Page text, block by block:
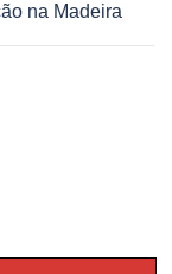
na Madeira